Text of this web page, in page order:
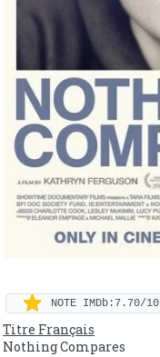
NOTE IMDb:7.70/10
Titre Français
Nothing Compares